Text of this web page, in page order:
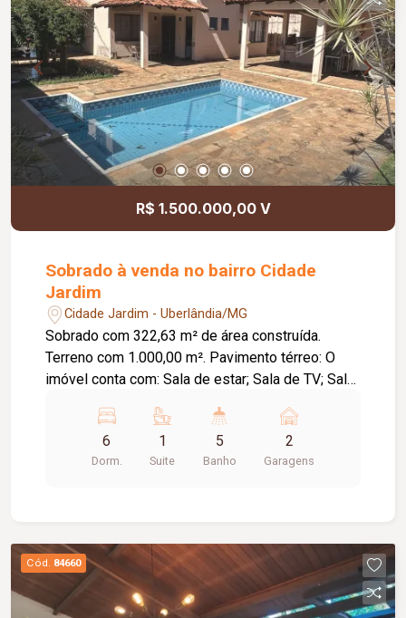
R$ 1.500.000,00 V
Sobrado à venda no bairro Cidade
Jardim
Cidade Jardim - Uberlândia/MG
Sobrado com 322,63 m² de área construída.
Terreno com 1.000,00 m². Pavimento térreo: O
imóvel conta com: Sala de estar; Sala de TV; Sala
Despensa; Banheiro de serviço; Piscina; Varanda
com 01 quarto e 02 banheiros; Quintal; 02 vagas
de garagem cobertas; Pavimento superior: O
Sistema de alarme; Cerca concertina; Jardim;
Armários embutidos na suíte e em 01 quarto;
Piso em granito e tábua corrida; Terreno amplo,
6
Dorm.
1
Suite
5
Banho
2
Garagens
Cód. 84660